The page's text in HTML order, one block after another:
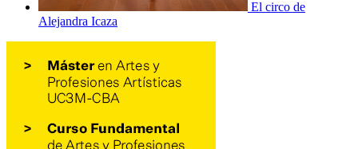
El circo de
Alejandra Icaza